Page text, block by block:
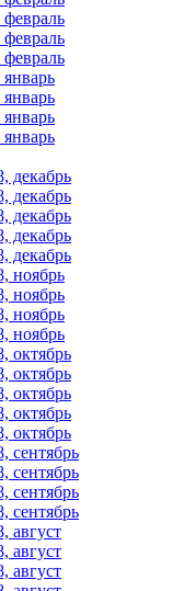
декабрь
декабрь
декабрь
декабрь
декабрь
ноябрь
ноябрь
ноябрь
ноябрь
октябрь
октябрь
октябрь
октябрь
октябрь
сентябрь
сентябрь
сентябрь
сентябрь
август
август
август